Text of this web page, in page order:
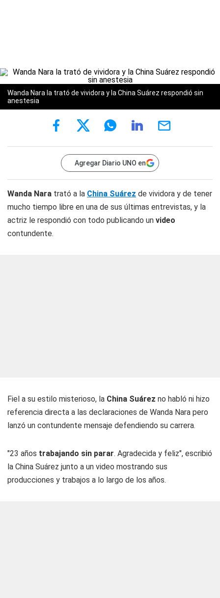
Wanda Nara la trató de vividora y la China Suárez respondió sin
anestesia
Agregar Diario UNO en
Wanda Nara trató a la China Suárez de vividora y de tener
mucho tiempo libre en una de sus últimas entrevistas, y la
actriz le respondió con todo publicando un video
contundente.
Fiel a su estilo misterioso, la China Suárez no habló ni hizo
referencia directa a las declaraciones de Wanda Nara pero
lanzó un contundente mensaje defendiendo su carrera.
"23 años trabajando sin parar. Agradecida y feliz", escribió
la China Suárez junto a un video mostrando sus
producciones y trabajos a lo largo de los años.